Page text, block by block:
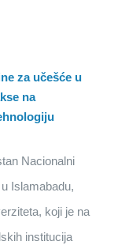
za učešće u
na
Nacionalni
Islamabadu,
koji je na
institucija